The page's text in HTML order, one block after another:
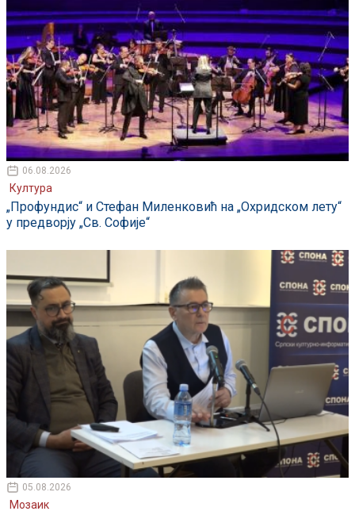
06.08.2026
Култура
„Профундис“ и Стефан Миленковић на „Охридском лету“
у предворју „Св. Софије“
05.08.2026
Мозаик